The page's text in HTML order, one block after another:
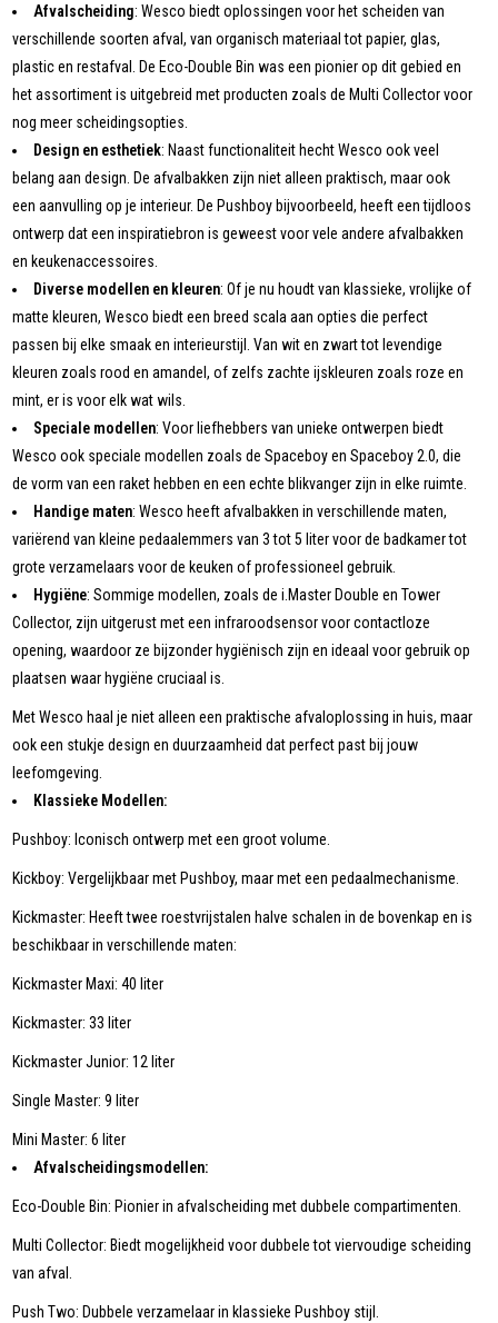
Afvalscheiding: Wesco biedt oplossingen voor het scheiden van
verschillende soorten afval, van organisch materiaal tot papier, glas,
plastic en restafval. De Eco-Double Bin was een pionier op dit gebied en
het assortiment is uitgebreid met producten zoals de Multi Collector voor
nog meer scheidingsopties.
Design en esthetiek: Naast functionaliteit hecht Wesco ook veel
belang aan design. De afvalbakken zijn niet alleen praktisch, maar ook
een aanvulling op je interieur. De Pushboy bijvoorbeeld, heeft een tijdloos
ontwerp dat een inspiratiebron is geweest voor vele andere afvalbakken
en keukenaccessoires.
Diverse modellen en kleuren: Of je nu houdt van klassieke, vrolijke of
matte kleuren, Wesco biedt een breed scala aan opties die perfect
passen bij elke smaak en interieurstijl. Van wit en zwart tot levendige
kleuren zoals rood en amandel, of zelfs zachte ijskleuren zoals roze en
mint, er is voor elk wat wils.
Speciale modellen: Voor liefhebbers van unieke ontwerpen biedt
Wesco ook speciale modellen zoals de Spaceboy en Spaceboy 2.0, die
de vorm van een raket hebben en een echte blikvanger zijn in elke ruimte.
Handige maten: Wesco heeft afvalbakken in verschillende maten,
variërend van kleine pedaalemmers van 3 tot 5 liter voor de badkamer tot
grote verzamelaars voor de keuken of professioneel gebruik.
Hygiëne: Sommige modellen, zoals de i.Master Double en Tower
Collector, zijn uitgerust met een infraroodsensor voor contactloze
opening, waardoor ze bijzonder hygiënisch zijn en ideaal voor gebruik op
plaatsen waar hygiëne cruciaal is.
Met Wesco haal je niet alleen een praktische afvaloplossing in huis, maar
ook een stukje design en duurzaamheid dat perfect past bij jouw
leefomgeving.
Klassieke Modellen:
Pushboy: Iconisch ontwerp met een groot volume.
Kickboy: Vergelijkbaar met Pushboy, maar met een pedaalmechanisme.
Kickmaster: Heeft twee roestvrijstalen halve schalen in de bovenkap en is
beschikbaar in verschillende maten:
Kickmaster Maxi: 40 liter
Kickmaster: 33 liter
Kickmaster Junior: 12 liter
Single Master: 9 liter
Mini Master: 6 liter
Afvalscheidingsmodellen:
Eco-Double Bin: Pionier in afvalscheiding met dubbele compartimenten.
Multi Collector: Biedt mogelijkheid voor dubbele tot viervoudige scheiding
van afval.
Push Two: Dubbele verzamelaar in klassieke Pushboy stijl.